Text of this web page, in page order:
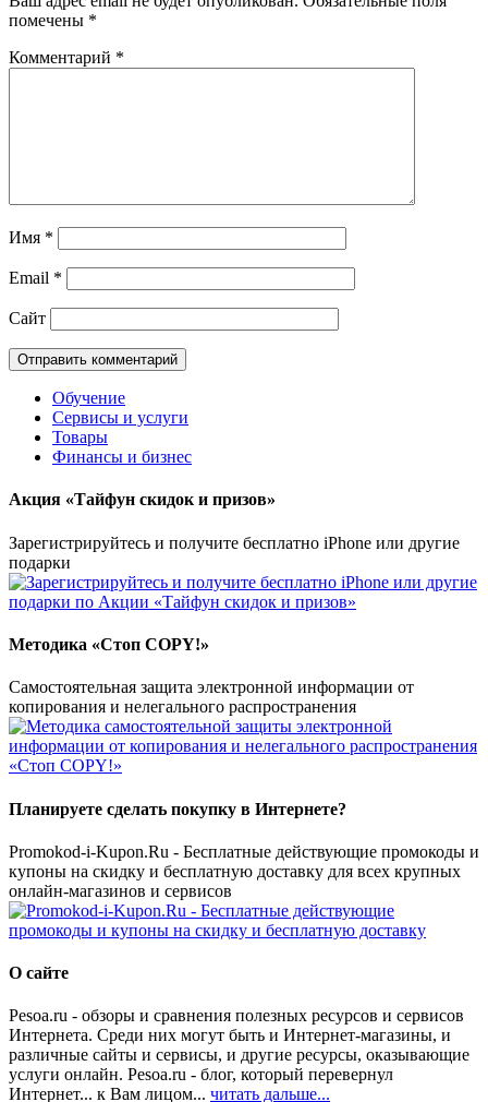
помечены *
Комментарий *
Имя *
Email *
Сайт
Обзоры и сравнения полезных сайтов и
сервисов. Не тратьте время на поиск и
сервисов Интернета — доверьте это
блогу Pesoa.ru!
Обучение
Сервисы и услуги
Товары
Финансы и бизнес
Акция «Тайфун скидок и призов»
Зарегистрируйтесь и получите бесплатно iPhone или другие
подарки
Методика «Стоп COPY!»
Самостоятельная защита электронной информации от
копирования и нелегального распространения
Планируете сделать покупку в Интернете?
Promokod-i-Kupon.Ru - Бесплатные действующие промокоды и
купоны на скидку и бесплатную доставку для всех крупных
онлайн-магазинов и сервисов
О сайте
Pesoa.ru - обзоры и сравнения полезных ресурсов и сервисов
Интернета. Среди них могут быть и Интернет-магазины, и
различные сайты и сервисы, и другие ресурсы, оказывающие
услуги онлайн. Pesoa.ru - блог, который перевернул
Интернет... к Вам лицом... читать дальше...